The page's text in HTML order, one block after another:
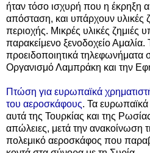
ήταν τόσο ισχυρή που η έκρηξη
απόσταση, και υπάρχουν υλικές
περιοχής. Μικρές υλικές ζημιές
παρακείμενο ξενοδοχείο
προειδοποιητικά τηλεφωνήματα
Οργανισμό Λαμπράκη και την
Πτώση για ευρωπαϊκά
του αεροσκάφους. Τα ευρωπαϊκά
αυτά της Τουρκίας και της
απώλειες, μετά την ανακοίνωση
πολεμικό αεροσκάφος που